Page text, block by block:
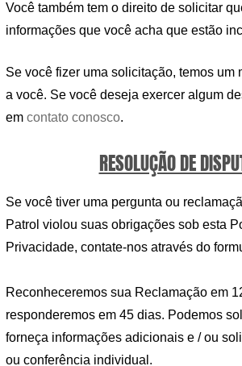
Você também tem o direito de solicitar
informações que você acha que estão
Se você fizer uma solicitação, temos um
a você. Se você deseja exercer algum
em contato conosco.
RESOLUÇÃO DE
Se você tiver uma pergunta ou
Patrol violou suas obrigações sob esta
Privacidade, contate-nos através do
Reconheceremos sua Reclamação em
responderemos em 45 dias. Podemos
forneça informações adicionais e / ou
ou conferência individual.